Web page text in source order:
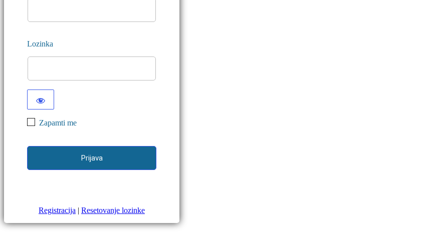
Lozinka
Zapamti me
Registracija | Resetovanje lozinke